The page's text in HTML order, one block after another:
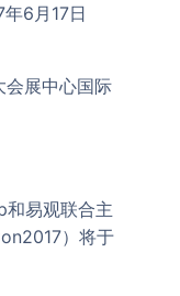
6月17日
展中心国际
和易观联合主
）将于